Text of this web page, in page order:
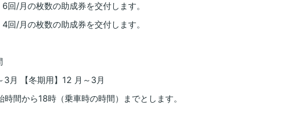
回/月の枚数の助成券を交付します。
回/月の枚数の助成券を交付します。
3月 【冬期用】12 月～3月
時間から18時（乗車時の時間）までとします。